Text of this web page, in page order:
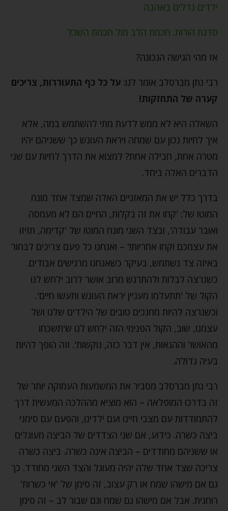
ילדים גדלים באהבה
סדנת הורות: חכמת הלב מול חכמת השכל
אז מהי הגישה הנכונה?
רבי נתן מברסלב אומר לנו: על כל כף התעוררות, צריכים
קערה של התחזקות!
השאלה היא לא ממש לדעת מתי להשתמש במה, אלא
איך לחיות נכון עם שמחה ויראת העונש כך ששניהם יהיו
מטרה אחת, חבילה אחת? למצוא את הדרך לחיות עם שני
הדברים האלה ביחד.
בדרך כלל יש את המאזניים האלה שמצד אחד מונח
המוטו של: 'קחו את זה בקלות, החיים הם לא מעמסה
ואובר עבודה', ובצד השני מונח המוטו של 'קדימה, תזיזו
את עצמכם וקחו אחריות!' – ואנחנו כל פעם צריכים לבחור
באיזה צד נשתמש, בעיקר כשאנחנו מרגישים אבודים.
כשנרצה לבלות ולהתרגש מרוב אושר לרוב ילחש לנו
הקול של 'תתעלמו מעניין יראת העונש ותעשו חיים'.
וכשנרצה להיות מחנכים טובים של הילדים שלנו ושל
עצמנו, שוב, הקול הפנימי הזה ילחש לנו ש'תשכחו
מהאושר וההנאות, אין דבר כזה, נוקשות'. וזה הופך להיות
בעיה גדולה.
רבי נתן מברסלב מסביר את המשמעות העמוקה יותר של
זה בדרכו המופלאה – הוא מוציא מההלכה המעשית דרך
להתמודדות עם מצבי חיינו ועם ילדינו, והפעם עם סימני
ביצה כשרה. כידוע, אם שני הצדדים של הביצה מעוגלים
או ששניהם מחודדים – הביצה אינה כשרה. ביצה כשרה
צריכה שצד אחד שלה יהיה מעוגל והצד השני מחודד. כך
גם אם מישהו שמח או רק עצוב, זה סימן של 'אי כשרות'
רוחנית. אבל אם מישהו גם שמח וגם שבור לב – זה סימן